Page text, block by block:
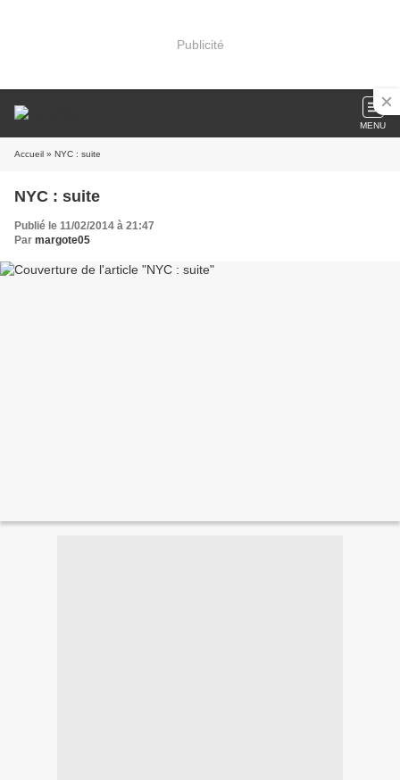
Publicité
MENU
Accueil » NYC : suite
NYC : suite
Publié le 11/02/2014 à 21:47
Par margote05